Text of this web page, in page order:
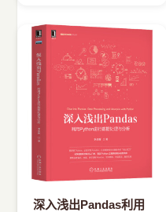
深入浅出Pandas利用